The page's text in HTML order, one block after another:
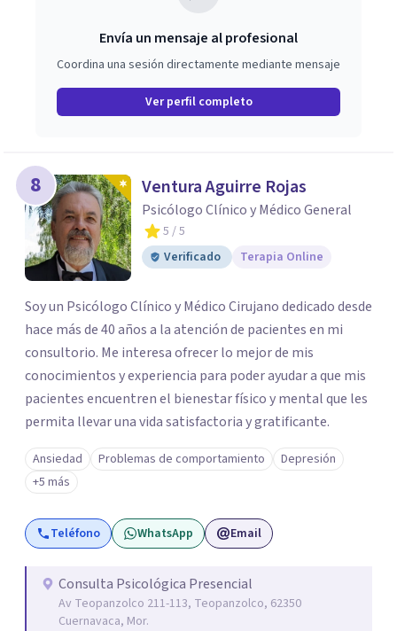
Envía un mensaje al profesional
Coordina una sesión directamente mediante mensaje
Ver perfil completo
8 Ventura Aguirre Rojas
Psicólogo Clínico y Médico General
5 / 5
Verificado
Terapia Online
Soy un Psicólogo Clínico y Médico Cirujano dedicado desde
hace más de 40 años a la atención de pacientes en mi
consultorio. Me interesa ofrecer lo mejor de mis
conocimientos y experiencia para poder ayudar a que mis
pacientes encuentren el bienestar físico y mental que les
permita llevar una vida satisfactoria y gratificante.
Ansiedad Problemas de comportamiento
Depresión
+5 más
Teléfono WhatsApp Email
Consulta Psicológica Presencial
Av Teopanzolco 211-113, Teopanzolco, 62350
Cuernavaca, Mor.